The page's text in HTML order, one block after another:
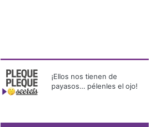
¡Ellos nos tienen de
payasos… pélenles el ojo!